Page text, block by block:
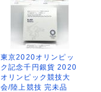
東京2020オリンピッ
ク記念千円銀貨 2020
オリンピック競技大
会/陸上競技 完未品